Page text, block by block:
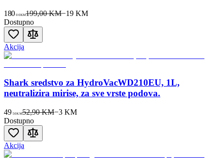
180 00KM199,00 KM−19 KM
Dostupno
Akcija
Shark sredstvo za HydroVacWD210EU, 1L,
neutralizira mirise, za sve vrste podova.
49 50KM52,90 KM−3KM
Dostupno
Akcija